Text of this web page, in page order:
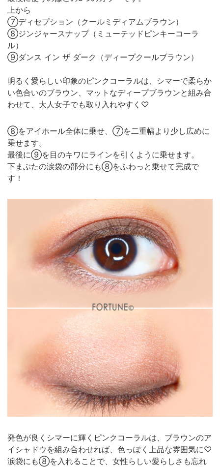
上から
⑦ディセプション（クールミディアムブラウン）
⑧ジンジャースナップ（ミューテッドピンキーコーラ
ル）
⑨ダンス イン ザ ダーク（ディープクールブラウン）
明るく愛らしい印象のピンクコーラルは、シマーで柔らか
い色合いのブラウン、マットなディープブラウンと組み合
わせて、大人女子でも取り入れやすく♡
⑧をアイホール全体に乗せ、⑦を二重幅より少し広めに
乗せます。
最後に⑨を目のキワにラインを引くように乗せます。
下まぶたの涙袋の部分にも⑧をふわっと乗せて完成で
す！
発色が良くシマーに輝くピンクコーラルは、ブラウンのア
イシャドウを組み合わせれば、色っぽく上品な雰囲気に♡
涙袋にも⑧を入れることで、女性らしい愛らしさも忘れ